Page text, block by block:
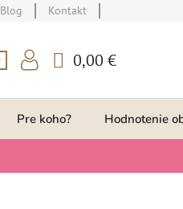
Blog Kontakt
KOŠÍK
0,00 €
Pre koho? Hodnotenie